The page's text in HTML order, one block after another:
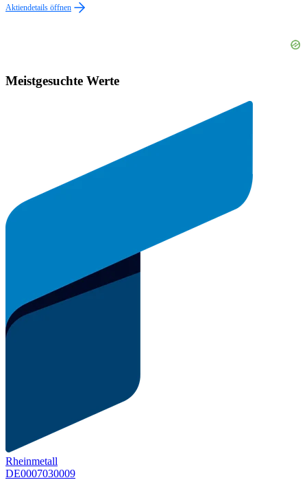
Aktiendetails öffnen
Meistgesuchte Werte
Rheinmetall
DE0007030009